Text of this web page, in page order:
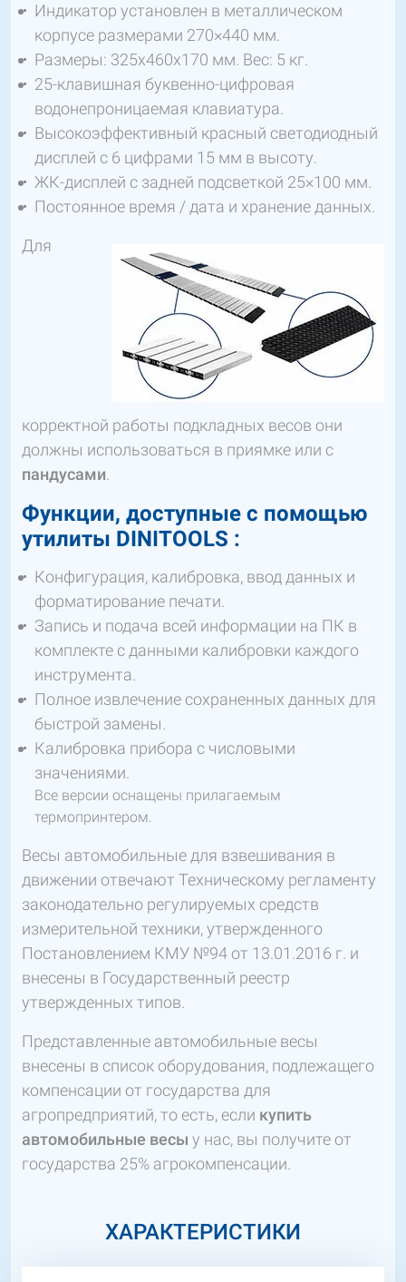
Индикатор установлен в металлическом
корпусе размерами 270×440 мм.
Размеры: 325x460x170 мм. Вес: 5 кг.
25-клавишная буквенно-цифровая
водонепроницаемая клавиатура.
Высокоэффективный красный светодиодный
дисплей с 6 цифрами 15 мм в высоту.
ЖК-дисплей с задней подсветкой 25×100 мм.
Постоянное время / дата и хранение данных.
Для
корректной работы подкладных весов они
должны использоваться в приямке или с
пандусами.
Функции, доступные с помощью
утилиты DINITOOLS :
Конфигурация, калибровка, ввод данных и
форматирование печати.
Запись и подача всей информации на ПК в
комплекте с данными калибровки каждого
инструмента.
Полное извлечение сохраненных данных для
быстрой замены.
Калибровка прибора с числовыми
значениями.
Все версии оснащены прилагаемым
термопринтером.
Весы автомобильные для взвешивания в
движении отвечают Техническому регламенту
законодательно регулируемых средств
измерительной техники, утвержденного
Постановлением КМУ №94 от 13.01.2016 г. и
внесены в Государственный реестр
утвержденных типов.
Представленные автомобильные весы
внесены в список оборудования, подлежащего
компенсации от государства для
агропредприятий, то есть, если купить
автомобильные весы у нас, вы получите от
государства 25% агрокомпенсации.
ХАРАКТЕРИСТИКИ